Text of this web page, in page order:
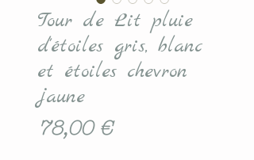
Tour de Lit pluie
d'étoiles gris, blanc
et étoiles chevron
jaune
78,00 €Prix